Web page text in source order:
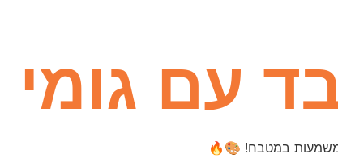
עם גומי
במטבח! 🎨🔥